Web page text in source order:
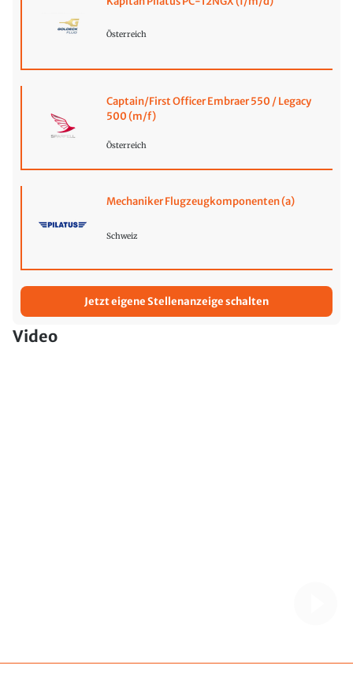
Österreich
Captain/First Officer Embraer 550 / Legacy
500 (m/f)
Österreich
Mechaniker Flugzeugkomponenten (a)
Schweiz
Jetzt eigene Stellenanzeige schalten
Video